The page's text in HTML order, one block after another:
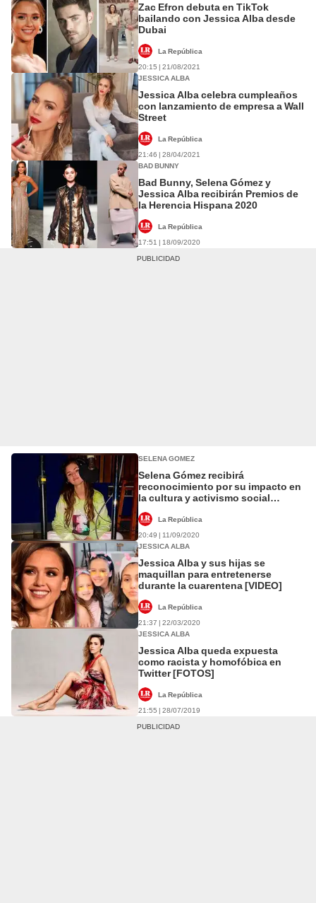
Zac Efron debuta en TikTok
bailando con Jessica Alba desde
Dubai
La República
20:15 | 21/08/2021
JESSICA ALBA
Jessica Alba celebra cumpleaños
con lanzamiento de empresa a Wall
Street
La República
21:46 | 28/04/2021
BAD BUNNY
Bad Bunny, Selena Gómez y
Jessica Alba recibirán Premios de
la Herencia Hispana 2020
La República
17:51 | 18/09/2020
SELENA GOMEZ
Selena Gómez recibirá
reconocimiento por su impacto en
la cultura y activismo social
La República
20:49 | 11/09/2020
JESSICA ALBA
Jessica Alba y sus hijas se
maquillan para entretenerse
durante la cuarentena [VIDEO]
La República
21:37 | 22/03/2020
JESSICA ALBA
Jessica Alba queda expuesta
como racista y homofóbica en
Twitter [FOTOS]
La República
21:55 | 28/07/2019